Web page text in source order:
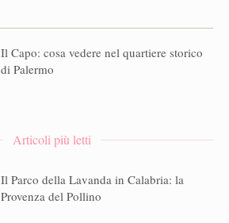
Il Capo: cosa vedere nel quartiere storico
di Palermo
Articoli più letti
Il Parco della Lavanda in Calabria: la
Provenza del Pollino